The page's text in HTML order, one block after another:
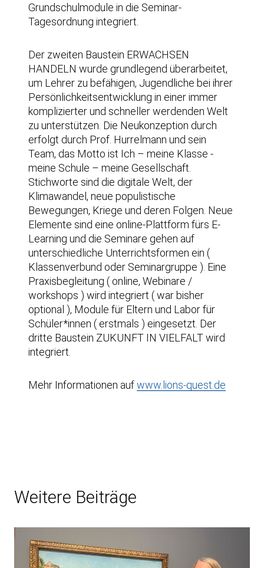
Grundschulmodule in die Seminar-
Tagesordnung integriert.
Der zweiten Baustein ERWACHSEN
HANDELN wurde grundlegend überarbeitet,
um Lehrer zu befähigen, Jugendliche bei ihrer
Persönlichkeitsentwicklung in einer immer
komplizierter und schneller werdenden Welt
zu unterstützen. Die Neukonzeption durch
erfolgt durch Prof. Hurrelmann und sein
Team, das Motto ist Ich – meine Klasse -
meine Schule – meine Gesellschaft.
Stichworte sind die digitale Welt, der
Klimawandel, neue populistische
Bewegungen, Kriege und deren Folgen. Neue
Elemente sind eine online-Plattform fürs E-
Learning und die Seminare gehen auf
unterschiedliche Unterrichtsformen ein (
Klassenverbund oder Seminargruppe ). Eine
Praxisbegleitung ( online, Webinare /
workshops ) wird integriert ( war bisher
optional ), Module für Eltern und Labor für
Schüler*innen ( erstmals ) eingesetzt. Der
dritte Baustein ZUKUNFT IN VIELFALT wird
integriert.
Mehr Informationen aufwww.lions-quest.de
Weitere Beiträge